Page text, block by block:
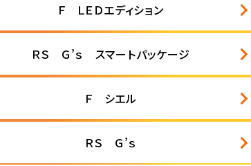
Ｆ ＬＥＤエディション
ＲＳ Ｇ’ｓ スマートパッケージ
Ｆ シエル
ＲＳ Ｇ’ｓ